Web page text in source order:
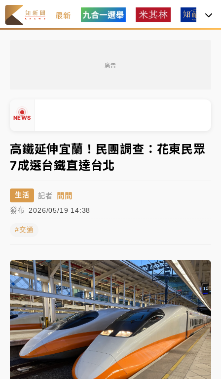
最新
廣告
NEWS
中信慈善基金會想增加董事人數！辜仲諒向法院聲請遭
駁 理由曝光
故宮《龍藏經》特展第2檔！今線上預約開賣一度塞車
周六起展出延長至晚上7時
台東農業處長涉圖利渡假村！東檢抗告成功 今重開羈
父親節泡湯了！中颱白海豚雨彈轟3天 「紅到發紫」降
雨熱區曝
暑假過三周才推「E宿新北打卡趣」！抽獎程序複雜 觀
旅局回應了
中信慈善基金會想增加董事人數！辜仲諒向法院聲請遭
駁 理由曝光
故宮《龍藏經》特展第2檔！今線上預約開賣一度塞車
周六起展出延長至晚上7時
台東農業處長涉圖利渡假村！東檢抗告成功 今重開羈
押庭
▲
高鐵延伸宜蘭！民團調查：花東民眾
7成選台鐵直達台北
生活 記者 問問
發布 2026/05/19 14:38
#交通